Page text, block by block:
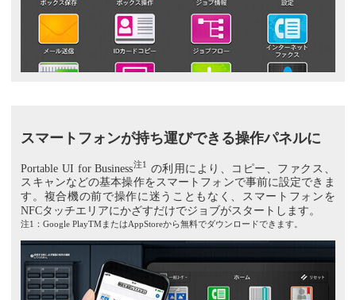
スマートフォンが持ち運びできる操作パネルに
Portable UI for Business注1 の利用により、コピー、ファクス、
スキャンなどの基本操作をスマートフォンで事前に設定できま
す。複合機の前で操作に迷うこともなく、スマートフォンを
NFCタッチエリアにかざすだけでジョブがスタートします。
注1：Google PlayTMまたはAppStoreから無料でダウンロードできます。